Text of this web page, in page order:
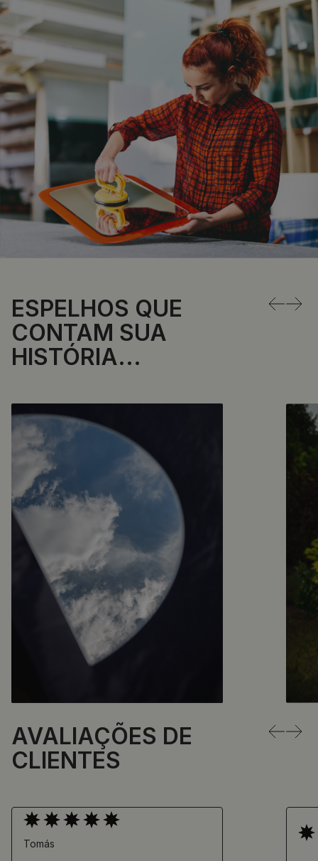
ESPELHOS QUE
CONTAM SUA
HISTÓRIA...
← →
AVALIAÇÕES DE
CLIENTES
← →
Tomás